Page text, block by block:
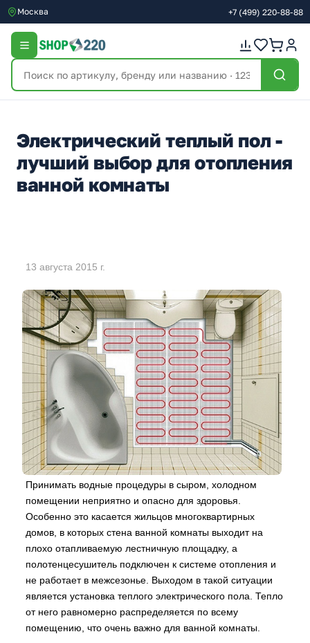
Москва +7 (499) 220-88-88
Электрический теплый пол -
лучший выбор для отопления
ванной комнаты
13 августа 2015 г.
Принимать водные процедуры в сыром, холодном
помещении неприятно и опасно для здоровья.
Особенно это касается жильцов многоквартирных
домов, в которых стена ванной комнаты выходит на
плохо отапливаемую лестничную площадку, а
полотенцесушитель подключен к системе отопления и
не работает в межсезонье. Выходом в такой ситуации
является установка теплого электрического пола. Тепло
от него равномерно распределяется по всему
помещению, что очень важно для ванной комнаты.